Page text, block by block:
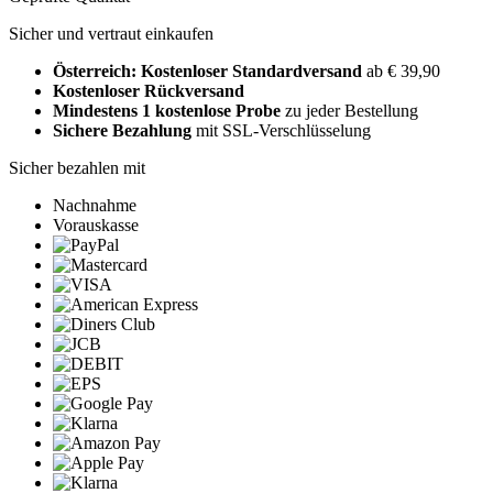
Sicher und vertraut einkaufen
Österreich: Kostenloser Standardversand ab € 39,90
Kostenloser Rückversand
Mindestens 1 kostenlose Probe zu jeder Bestellung
Sichere Bezahlung mit SSL-Verschlüsselung
Sicher bezahlen mit
Nachnahme
Vorauskasse